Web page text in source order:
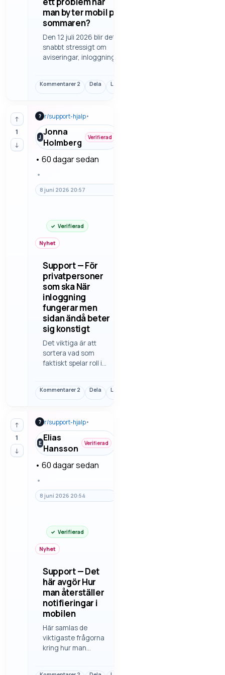
man byter mobil på
sommaren?
Den 12 juli 2026 blir det
snabbt stressigt om
aviseringar, inloggningar
byte av telefon eller
sådana problem mer
märkbara.
Kommentarer 2 Dela Länk
↑
1
↓
? r/support-hjalp•
J Jonna
Holmberg
Verifierad
• 60 dagar sedan
•
8 juni 2026 20:57
Verifierad
Nyhet
Support — För
privatpersoner
som ska När
inloggning
fungerar men
sidan ändå beter
sig konstigt
Det viktiga är att
sortera vad som
faktiskt spelar roll i
ändå beter sig
inte bara rubriken
eller den första
känslan. Vi går
igenom felsöknin…
Kommentarer 2 Dela Länk
↑
1
↓
? r/support-hjalp•
E Elias
Hansson
Verifierad
• 60 dagar sedan
•
8 juni 2026 20:54
Verifierad
Nyhet
Support — Det
här avgör Hur
man återställer
notifieringar i
mobilen
Här samlas de
viktigaste frågorna
kring hur man